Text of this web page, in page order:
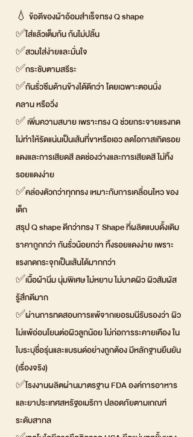
💧 ข้อดีของผ้าอ้อมสำเร็จทรง Q shape
✅ใส่แล้วเต็มก้น ก้นไม่ปลิ้น
✅สวมใส่ง่ายและมั่นใจ
✅กระชับตามสรีระ
✅กันรั่วซึมด้านข้างได้ดีกว่า โดยเฉพาะตอนนั่ง
คลาน หรือวิ่ง
✅ เพิ่มความสบาย เพราะทรง Q ช่วยกระจายแรงกด
ไม่ทำให้รัดแน่นเป็นเส้นที่ขาหรือเอว ลดโอกาสเกิดรอย
แดงและการเสียดสี ลดช่องว่างและการเสียดสี ไม่ทิ้ง
รอยแดงง่าย
✅คล่องตัวกว่าทุกทรง เหมาะกับการเคลื่อนไหว ของ
เด็ก
สรุป Q shape ดีกว่าทรง T Shape ที่ผลิตแบบดั้งเดิม
ราคาถูกกว่า กันรั่วน้อยกว่า ทิ้งรอยแดงง่าย เพราะ
แรงกดกระจุกเป็นเส้นได้มากกว่า
✅เนื้อผ้านิ่ม นุ่มพิเศษ ไม่หยาบ ไม่บาดผิว ผิวสัมผัส
รู้สึกดีมาก
✅ผ่านการทดสอบการแพ้จากเยอรมนีรับรองว่า ผิว
ไม่แพ้อ่อนโยนต่อผิวลูกน้อย ไม่ก่อการระคายเคือง ใน
ใบระบุชื่อรุ่นและแบรนด์อย่างถูกต้อง มีหลักฐานยืนยัน
(เรื่องจริง)
✅โรงงานผลิตผ่านมาตรฐาน FDA องค์การอาหาร
และยาประเทศสหรัฐอเมริกา ปลอดภัยตามเกณฑ์
ระดับสากล